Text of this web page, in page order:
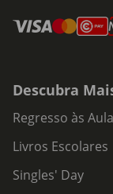
Descubra
Regresso às
Livros Escolares
Singles' Day